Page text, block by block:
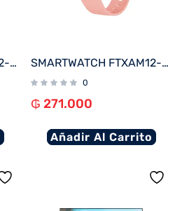
SMARTWATCH FTXAM12-RGW 49MM ROSE GOLD/GRIS ANDROID/IOS/BT/FREC. CARD SMARTWATCH FTXAM12-RGP 49MM ROSE GOLD/ROSA ANDROID/IOS/BT/FREC. CARD
0
₲ 271.000
Añadir Al Carrito